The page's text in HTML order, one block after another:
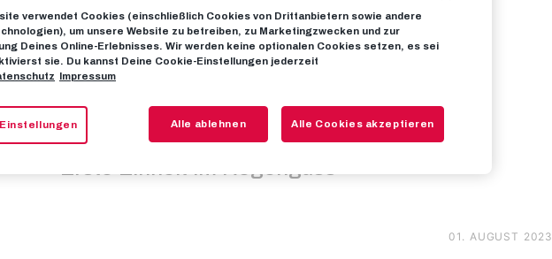
für
Struber
Erste Einheit im Regenguss
01. AUGUST 2023
verwendet Cookies (einschließlich Cookies von Drittanbietern sowie andere
um unsere Website zu betreiben, zu Marketingzwecken und zur
Deines Online-Erlebnisses. Wir werden keine optionalen Cookies setzen, es sei
sie. Du kannst Deine Cookie-Einstellungen jederzeit
Impressum
Alle ablehnen Alle Cookies akzeptieren